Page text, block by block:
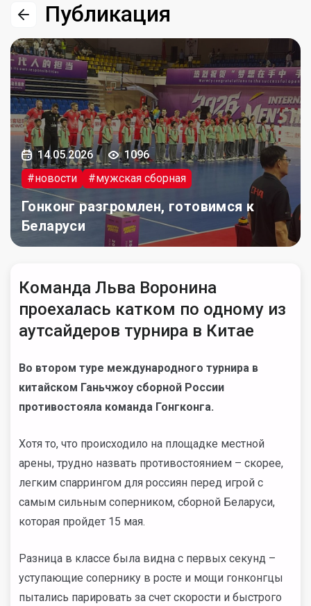
Публикация
14.05.2026
1096
#новости
#мужская сборная
Гонконг разгромлен, готовимся к
Беларуси
Команда Льва Воронина
проехалась катком по одному из
аутсайдеров турнира в Китае
Во втором туре международного турнира в
китайском Ганьчжоу сборной России
противостояла команда Гонгконга.
Хотя то, что происходило на площадке местной
арены, трудно назвать противостоянием – скорее,
легким спаррингом для россиян перед игрой с
самым сильным соперником, сборной Беларуси,
которая пройдет 15 мая.
Разница в классе была видна с первых секунд –
уступающие сопернику в росте и мощи гонконгцы
пытались парировать за счет скорости и быстрого